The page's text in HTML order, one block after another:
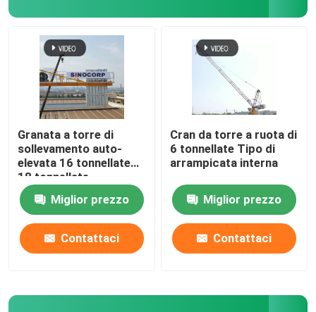
Granata a torre di
sollevamento auto-
elevata 16 tonnellate
18 tonnellate
Miglior prezzo
Contattaci
Cran da torre a ruota di
6 tonnellate Tipo di
arrampicata interna
Miglior prezzo
Contattaci